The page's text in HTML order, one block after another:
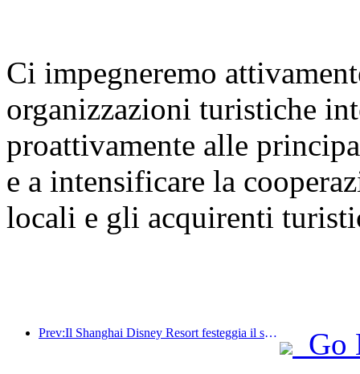
Ci impegneremo
organizzazioni turistiche
proattivamente alle
e a intensificare la
locali e gli acquirenti
Prev:Il Shanghai Disney Resort festeggia il suo decimo anniversario, avendo accolto finora oltre 100 milioni di visitatori.
Go